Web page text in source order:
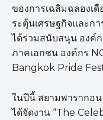
ของการเฉลิมฉลองเ
ระตุ้นเศรษฐกิจและก
ได้ร่วมสนับสนุน องค์
ภาคเอกชน องค์กร
Bangkok Pride
ในปีนี้ สยามพารากอน
ได้จัดงาน “The